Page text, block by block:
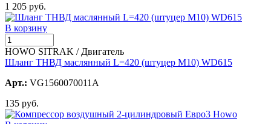
1 205 руб.
В корзину
HOWO SITRAK / Двигатель
Шланг ТНВД маслянный L=420 (штуцер М10) WD615
Арт.: VG1560070011A
135 руб.